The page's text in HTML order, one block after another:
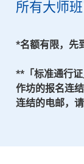
所有大师
*名额有限，
**「标准通行
作坊的报名连
连结的电邮，